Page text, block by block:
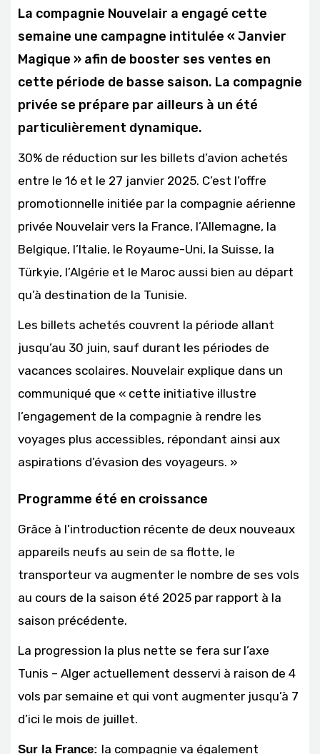
La compagnie Nouvelair a engagé cette
semaine une campagne intitulée « Janvier
Magique » afin de booster ses ventes en
cette période de basse saison. La compagnie
privée se prépare par ailleurs à un été
particulièrement dynamique.
30% de réduction sur les billets d’avion achetés
entre le 16 et le 27 janvier 2025. C’est l’offre
promotionnelle initiée par la compagnie aérienne
privée Nouvelair vers la France, l’Allemagne, la
Belgique, l’Italie, le Royaume-Uni, la Suisse, la
Türkyie, l’Algérie et le Maroc aussi bien au départ
qu’à destination de la Tunisie.
Les billets achetés couvrent la période allant
jusqu’au 30 juin, sauf durant les périodes de
vacances scolaires. Nouvelair explique dans un
communiqué que « cette initiative illustre
l’engagement de la compagnie à rendre les
voyages plus accessibles, répondant ainsi aux
aspirations d’évasion des voyageurs. »
Programme été en croissance
Grâce à l’introduction récente de deux nouveaux
appareils neufs au sein de sa flotte, le
transporteur va augmenter le nombre de ses vols
au cours de la saison été 2025 par rapport à la
saison précédente.
La progression la plus nette se fera sur l’axe
Tunis – Alger actuellement desservi à raison de 4
vols par semaine et qui vont augmenter jusqu’à 7
d’ici le mois de juillet.
Sur la France: la compagnie va également